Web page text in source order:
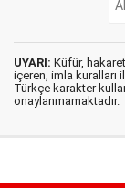
UYARI: Küfür,
içeren, imla kuralları
Türkçe karakter
onaylanmamaktadır.